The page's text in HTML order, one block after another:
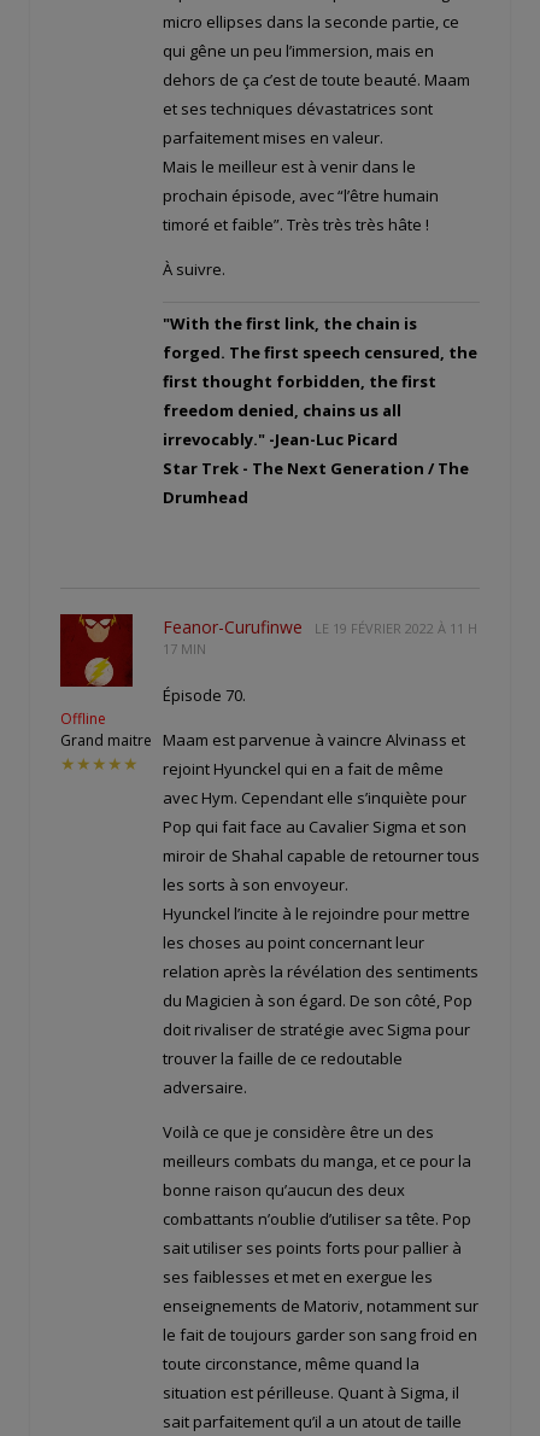
micro ellipses dans la seconde partie, ce
qui gêne un peu l’immersion, mais en
dehors de ça c’est de toute beauté. Maam
et ses techniques dévastatrices sont
parfaitement mises en valeur.
Mais le meilleur est à venir dans le
prochain épisode, avec “l’être humain
timoré et faible”. Très très très hâte !
À suivre.
"With the first link, the chain is
forged. The first speech censured, the
first thought forbidden, the first
freedom denied, chains us all
irrevocably." -Jean-Luc Picard
Star Trek - The Next Generation / The
Drumhead
Offline
Grand maitre
★★★★★
Feanor-Curufinwe LE 19 FÉVRIER 2022 À 11 H
17 MIN
Épisode 70.
Maam est parvenue à vaincre Alvinass et
rejoint Hyunckel qui en a fait de même
avec Hym. Cependant elle s’inquiète pour
Pop qui fait face au Cavalier Sigma et son
miroir de Shahal capable de retourner tous
les sorts à son envoyeur.
Hyunckel l’incite à le rejoindre pour mettre
les choses au point concernant leur
relation après la révélation des sentiments
du Magicien à son égard. De son côté, Pop
doit rivaliser de stratégie avec Sigma pour
trouver la faille de ce redoutable
adversaire.
Voilà ce que je considère être un des
meilleurs combats du manga, et ce pour la
bonne raison qu’aucun des deux
combattants n’oublie d’utiliser sa tête. Pop
sait utiliser ses points forts pour pallier à
ses faiblesses et met en exergue les
enseignements de Matoriv, notamment sur
le fait de toujours garder son sang froid en
toute circonstance, même quand la
situation est périlleuse. Quant à Sigma, il
sait parfaitement qu’il a un atout de taille